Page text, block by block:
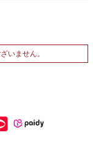
いません。